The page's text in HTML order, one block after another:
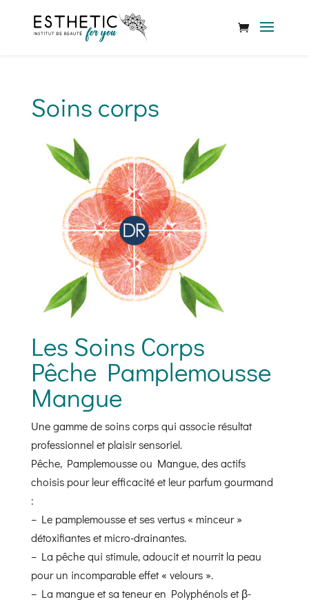
Soins corps
Les Soins Corps
Pêche Pamplemousse
Mangue
Une gamme de soins corps qui associe résultat
professionnel et plaisir sensoriel.
Pêche, Pamplemousse ou Mangue, des actifs
choisis pour leur efficacité et leur parfum gourmand
:
– Le pamplemousse et ses vertus « minceur »
détoxifiantes et micro-drainantes.
– La pêche qui stimule, adoucit et nourrit la peau
pour un incomparable effet « velours ».
– La mangue et sa teneur en Polyphénols et β-